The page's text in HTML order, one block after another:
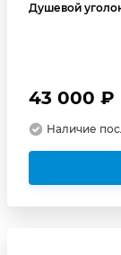
Душевой
43 000 ₽
Наличие